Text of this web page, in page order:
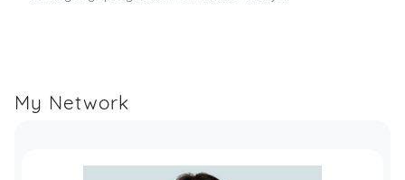
My Network